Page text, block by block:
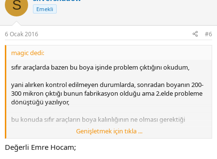
S Emekli
6 Ocak 2016 #6
magic dedi:
sıfır araçlarda bazen bu boya işinde problem çıktığını okudum,
yani alırken kontrol edilmeyen durumlarda, sonradan boyanın 200-
300 mikron çıktığı bunun fabrikasyon olduğu ama 2.elde probleme
dönüştüğü yazılıyor,
bu konuda sıfır araçların boya kalınlığının ne olması gerektiği
aracı alırken kontrol edilmesinin önemi vs gibi konular yer alsın,
90-160 mikronun normal olduğunu okudum ancak golf özelinde
Genişletmek için tıkla ...
Değerli Emre Hocam;